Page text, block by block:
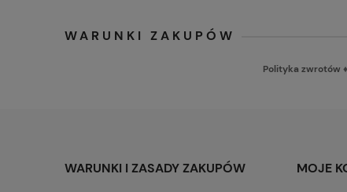
WARUNKI ZAKUPÓW
Polityka zwrotów ♦
WARUNKI I ZASADY ZAKUPÓW MOJE